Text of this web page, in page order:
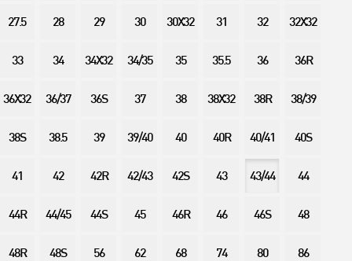
27.5 28 29 30 30X32 31 32 32X32
33 34 34X32 34/35 35 35.5 36 36R
36X32 36/37 36S 37 38 38X32 38R 38/39
38S 38.5 39 39/40 40 40R 40/41 40S
41 42 42R 42/43 42S 43 43/44 44
44R 44/45 44S 45 46R 46 46S 48
48R 48S 56 62 68 74 80 86